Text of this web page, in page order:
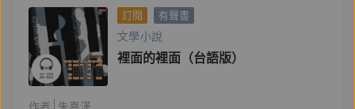
訂閱 有聲書
文學小說
裡面的裡面（台語版）